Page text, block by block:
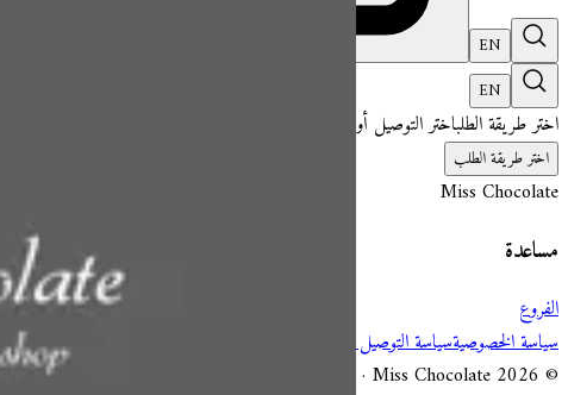
EN
EN
اختر طريقة الطلباختر التوصيل أو الاستلام حتى نتمكن من عرض هذا الصنف وبدء طلبك
اختر طريقة الطلب
Miss Chocolate
مساعدة
الفروع
سياسة الخصوصيةسياسة التوصيل والإلغاء
© 2026 Miss Chocolate · جميع الحقوق محفوظة.